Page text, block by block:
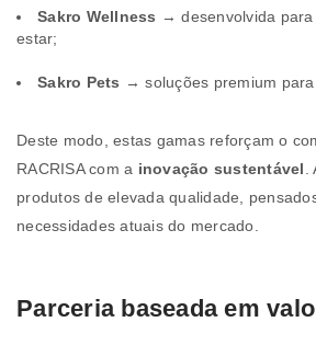
Sakro Wellness → desenvolvida
estar;
Sakro Pets → soluções premium para
Deste modo, estas gamas reforçam o
RACRISA com a inovação sustentável
produtos de elevada qualidade,
necessidades atuais do mercado.
Parceria baseada em